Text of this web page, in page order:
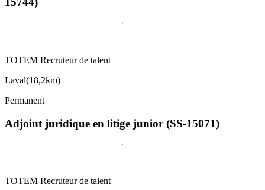
TOTEM Recruteur de talent
Laval(18,2km)
Permanent
Adjoint juridique en litige junior (SS-15071)
TOTEM Recruteur de talent